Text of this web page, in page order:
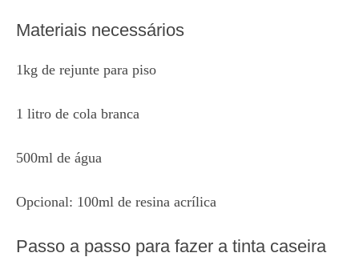
Materiais necessários
1kg de rejunte para piso
1 litro de cola branca
500ml de água
Opcional: 100ml de resina acrílica
Passo a passo para fazer a tinta caseira